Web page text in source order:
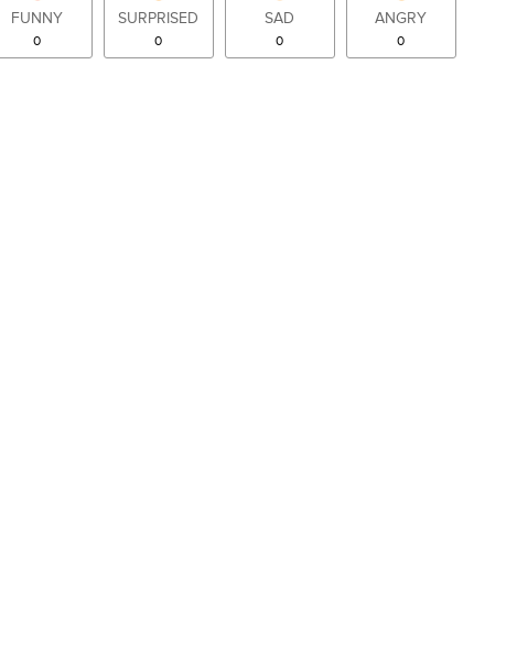
FUNNY
0
SURPRISED
0
SAD
0
ANGRY
0